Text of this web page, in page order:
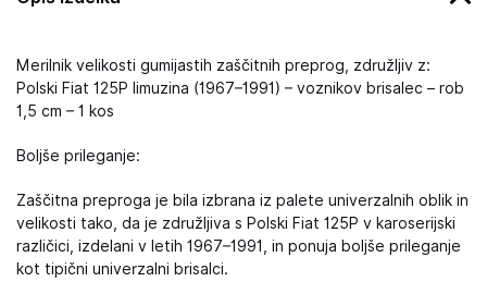
Merilnik velikosti gumijastih zaščitnih preprog, združljiv z:
Polski Fiat 125P limuzina (1967–1991) – voznikov brisalec – rob
1,5 cm – 1 kos
Boljše prileganje:
Zaščitna preproga je bila izbrana iz palete univerzalnih oblik in
velikosti tako, da je združljiva s Polski Fiat 125P v karoserijski
različici, izdelani v letih 1967–1991, in ponuja boljše prileganje
kot tipični univerzalni brisalci.